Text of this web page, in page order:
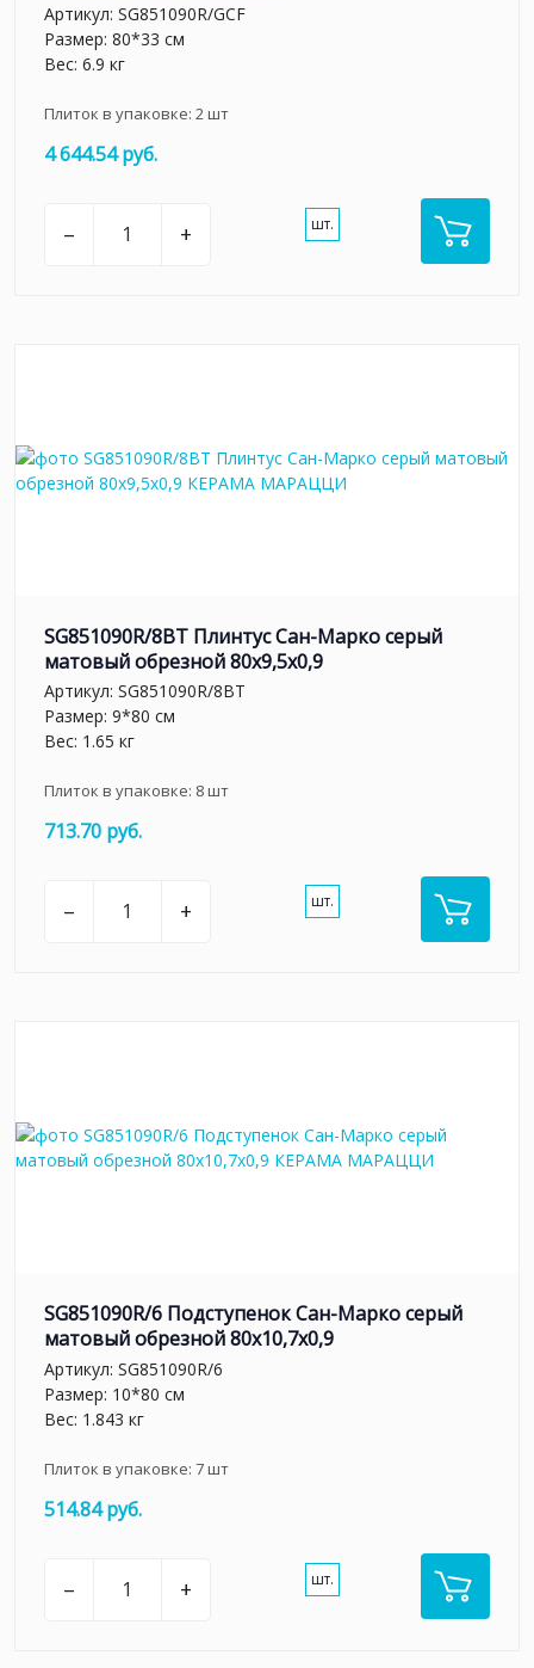
Артикул: SG851090R/GCF
Размер: 80*33 см
Вес: 6.9 кг
Плиток в упаковке: 2шт
4 644.54 руб.
– + шт.
SG851090R/8BT Плинтус Сан-Марко серый
матовый обрезной 80x9,5x0,9
Артикул: SG851090R/8BT
Размер: 9*80 см
Вес: 1.65 кг
Плиток в упаковке: 8шт
713.70 руб.
– + шт.
SG851090R/6 Подступенок Сан-Марко серый
матовый обрезной 80x10,7x0,9
Артикул: SG851090R/6
Размер: 10*80 см
Вес: 1.843 кг
Плиток в упаковке: 7шт
514.84 руб.
– + шт.